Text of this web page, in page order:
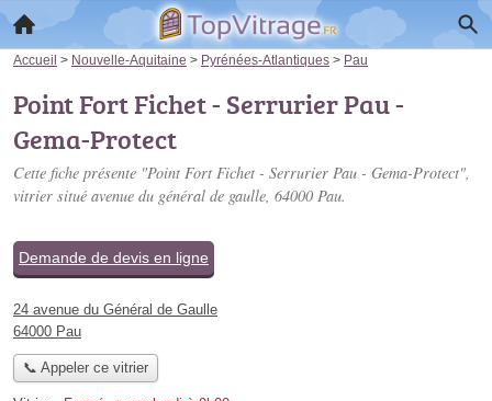
Accueil > Nouvelle-Aquitaine > Pyrénées-Atlantiques > Pau
Point Fort Fichet - Serrurier Pau -
Gema-Protect
Cette fiche présente "Point Fort Fichet - Serrurier Pau - Gema-Protect",
vitrier situé avenue du général de gaulle, 64000 Pau.
Demande de devis en ligne
24 avenue du Général de Gaulle
64000 Pau
📞 Appeler ce vitrier